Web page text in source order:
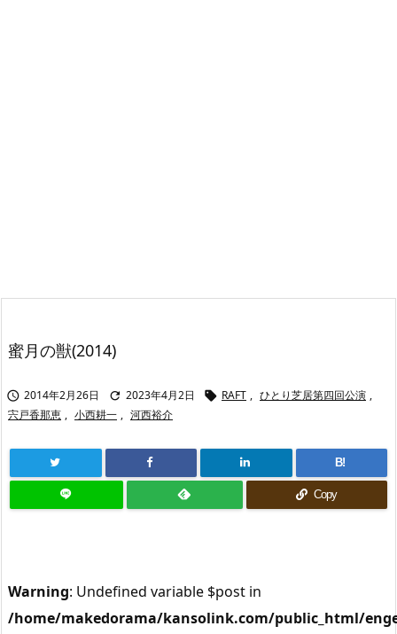
蜜月の獣(2014)
 2014年2月26日  2023年4月2日  RAFT , ひとり芝居第四回公演 ,
宍戸香那恵 , 小西耕一 , 河西裕介
B!
Copy
Warning: Undefined variable $post in
/home/makedorama/kansolink.com/public_html/